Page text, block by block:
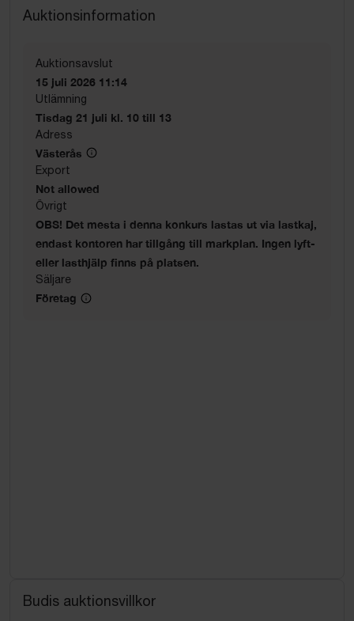
Auktionsinformation
Auktionsavslut
15 juli 2026 11:14
Utlämning
Tisdag 21 juli kl. 10 till 13
Adress
Västerås
Export
Not allowed
Övrigt
OBS! Det mesta i denna konkurs lastas ut via lastkaj,
endast kontoren har tillgång till markplan. Ingen lyft-
eller lasthjälp finns på platsen.
Säljare
Företag
Budis auktionsvillkor